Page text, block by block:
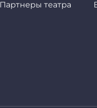
Партнеры театра